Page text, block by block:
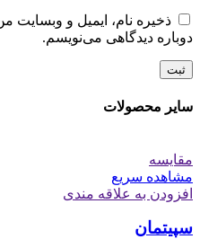
ذخیره نام، ایمیل و وبسایت
دوباره دیدگاهی می‌نویسم.
سایر محصولات
مقایسه
مشاهده سریع
افزودن به علاقه مندی
سپیتمان